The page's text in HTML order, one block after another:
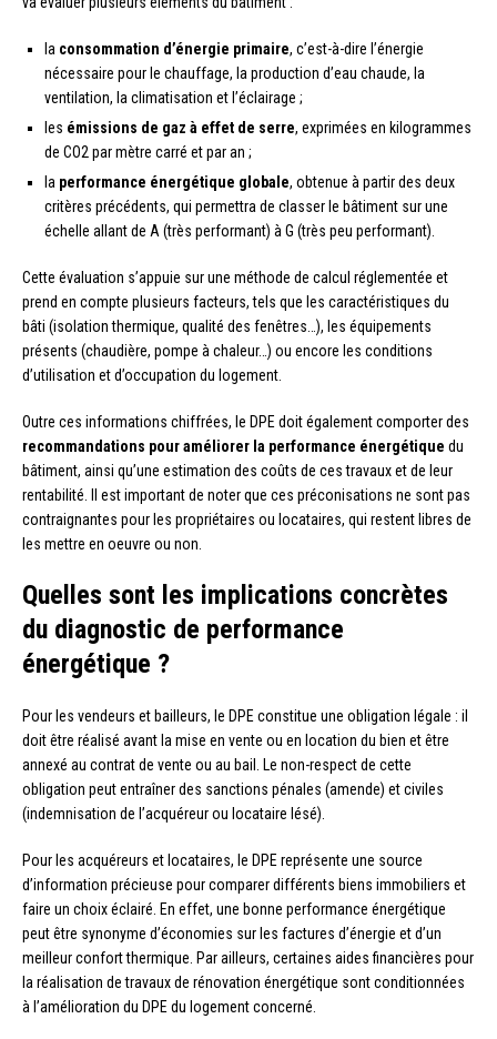
la consommation d’énergie primaire, c’est-à-dire l’énergie
nécessaire pour le chauffage, la production d’eau chaude, la
ventilation, la climatisation et l’éclairage ;
les émissions de gaz à effet de serre, exprimées en kilogrammes
de CO2 par mètre carré et par an ;
la performance énergétique globale, obtenue à partir des deux
critères précédents, qui permettra de classer le bâtiment sur une
échelle allant de A (très performant) à G (très peu performant).
Cette évaluation s’appuie sur une méthode de calcul réglementée et
prend en compte plusieurs facteurs, tels que les caractéristiques du
bâti (isolation thermique, qualité des fenêtres…), les équipements
présents (chaudière, pompe à chaleur…) ou encore les conditions
d’utilisation et d’occupation du logement.
Outre ces informations chiffrées, le DPE doit également comporter des
recommandations pour améliorer la performance énergétique du
bâtiment, ainsi qu’une estimation des coûts de ces travaux et de leur
rentabilité. Il est important de noter que ces préconisations ne sont pas
contraignantes pour les propriétaires ou locataires, qui restent libres de
les mettre en oeuvre ou non.
Quelles sont les implications concrètes
du diagnostic de performance
énergétique ?
Pour les vendeurs et bailleurs, le DPE constitue une obligation légale : il
doit être réalisé avant la mise en vente ou en location du bien et être
annexé au contrat de vente ou au bail. Le non-respect de cette
obligation peut entraîner des sanctions pénales (amende) et civiles
(indemnisation de l’acquéreur ou locataire lésé).
Pour les acquéreurs et locataires, le DPE représente une source
d’information précieuse pour comparer différents biens immobiliers et
faire un choix éclairé. En effet, une bonne performance énergétique
peut être synonyme d’économies sur les factures d’énergie et d’un
meilleur confort thermique. Par ailleurs, certaines aides financières pour
la réalisation de travaux de rénovation énergétique sont conditionnées
à l’amélioration du DPE du logement concerné.